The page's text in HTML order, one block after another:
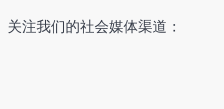
关注我们的社会媒体渠道：